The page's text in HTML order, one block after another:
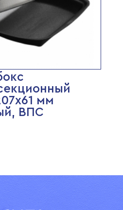
мм
ВПС